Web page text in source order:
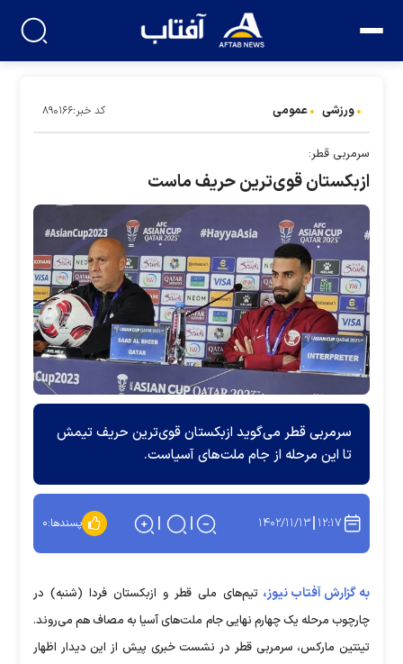
ورزشی عمومی کد خبر:۸۹۰۱۶۶
سرمربی قطر:
ازبکستان قوی‌ترین حریف ماست
سرمربی قطر می‌گوید ازبکستان قوی‌ترین حریف تیمش
تا این مرحله از جام ملت‌های آسیاست.
۱۲:۱۷ ۱۴۰۲/۱۱/۱۳ پسندها:۰
به گزارش آفتاب نیوز، تیم‌های ملی قطر و ازبکستان فردا (شنبه) در
چارچوب مرحله یک چهارم نهایی جام ملت‌های آسیا به مصاف هم می‌روند.
تینتین مارکس، سرمربی قطر در نشست خبری پیش از این دیدار اظهار